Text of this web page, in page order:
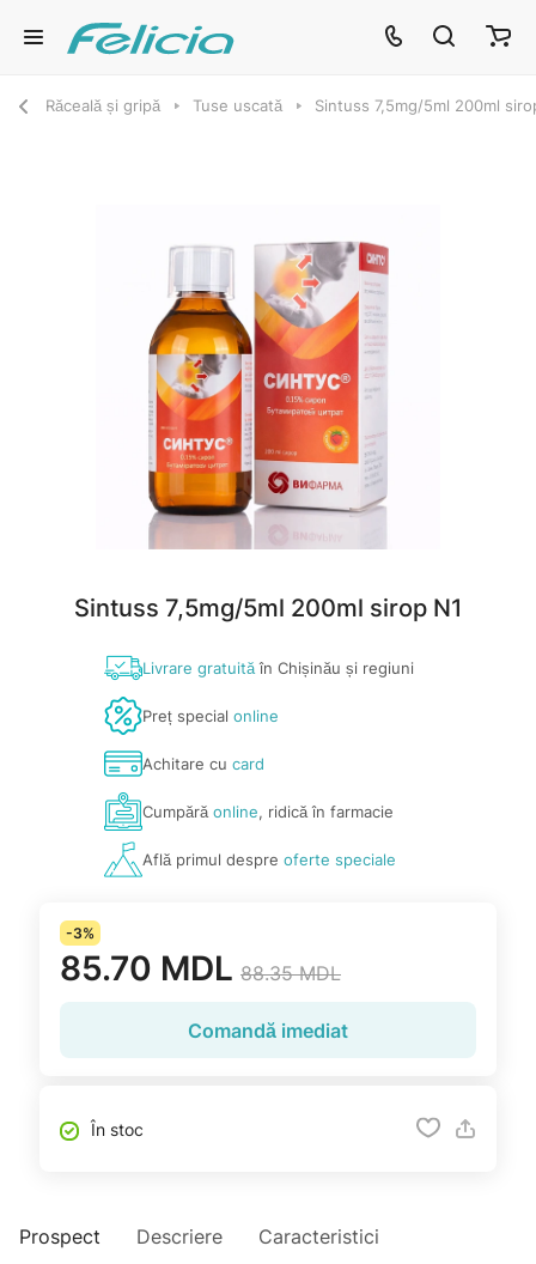
Răceală și gripă Tuse uscată Sintuss 7,5mg/5ml 200ml
Sintuss 7,5mg/5ml 200ml sirop N1
Livrare gratuităîn Chișinău și regiuni
Preț special online
Achitare cu card
Cumpărăonline, ridică în farmacie
Află primul despre oferte speciale
-3%
85.70 MDL 88.35 MDL
Comandă imediat
În stoc
Prospect Descriere Caracteristici